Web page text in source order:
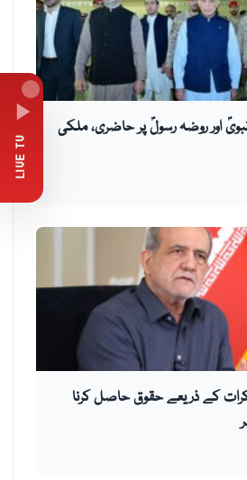
LIVE TV
اور روضہ رسولؐ پر حاضری، ملکی
کے ذریعے حقوق حاصل کرنا